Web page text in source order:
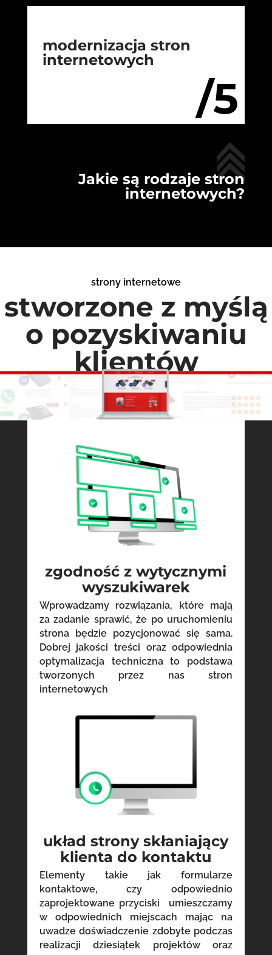
/5
modernizacja stron
internetowych
Jakie są rodzaje stron
internetowych?
strony internetowe
stworzone z myślą
o pozyskiwaniu
klientów
zgodność z wytycznymi
wyszukiwarek
Wprowadzamy rozwiązania, które mają
za zadanie sprawić, że po uruchomieniu
strona będzie pozycjonować się sama.
Dobrej jakości treści oraz odpowiednia
optymalizacja techniczna to podstawa
tworzonych przez nas stron
internetowych
układ strony skłaniający
klienta do kontaktu
Elementy takie jak formularze
kontaktowe, czy odpowiednio
zaprojektowane przyciski umieszczamy
w odpowiednich miejscach mając na
uwadze doświadczenie zdobyte podczas
realizacji dziesiątek projektów oraz